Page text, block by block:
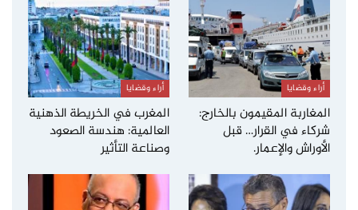
أراء وقضايا
المغاربة المقيمون بالخارج:
شركاء في القرار… قبل
الأوراش والإعمار.
أراء وقضايا
المغرب في الخريطة الذهنية
العالمية: هندسة الصعود
وصناعة التأثير